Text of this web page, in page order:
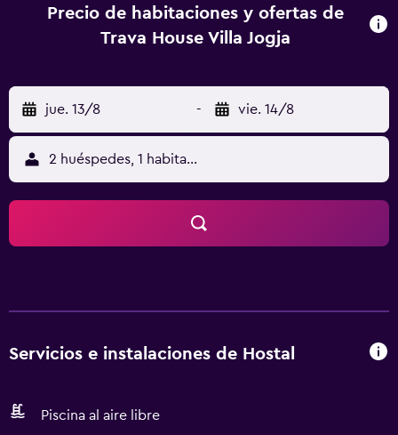
secador de pelo y ropa de cama. Estación de tren de
Yogyakarta Tugu está a 5,4 km del alojamiento, y Templo
Precio de habitaciones y ofertas de
Trava House Villa Jogja
jue. 13/8 - vie. 14/8
2 huéspedes, 1 habitación
Servicios e instalaciones de Hostal
Piscina al aire libre